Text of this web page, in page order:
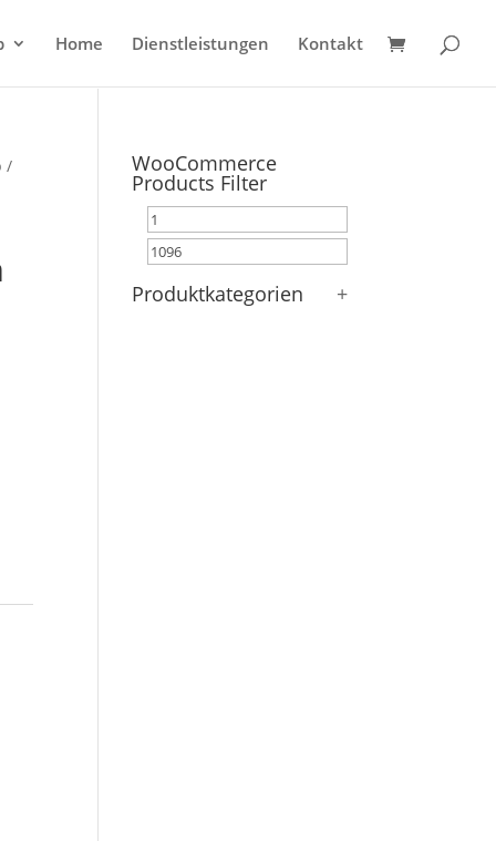
Home Dienstleistungen Kontakt
/ WooCommerce
Products Filter
Produktkategorien +